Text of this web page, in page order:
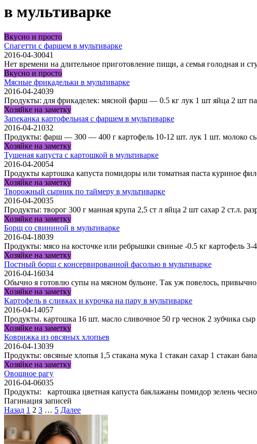
в мультиварке
Вкусно и просто
Спагетти с фаршем в мультиварке
2016-04-30041
Нет времени на длительное приготовление пищи, а семья голодная и
Вкусно и просто
Мясные фрикадельки в мультиварке
2016-04-24039
Продукты: для фрикаделек: мясной фарш — 0.5 кг лук 1 шт яйца 2 шт
Хозяйке на заметку
Запеканка картофельная с фаршем в мультиварке
2016-04-21032
Продукты: фарш — 300 — 400 г картофель 10-12 шт. лук 1 шт. молоко
Хозяйке на заметку
Тушеная капуста с картошкой в мультиварке
2016-04-20054
Продукты картошка капуста помидоры или томатная паста куриное
Хозяйке на заметку
Творожный сырник по таймеру в мультиварке
2016-04-20035
Продукты: творог 300 г манная крупа 2,5 ст л яйца 2 шт сахар 2 ст.л.
Хозяйке на заметку
Борщ со свининой в мультиварке
2016-04-18039
Продукты: мясо на косточке или ребрышки свиные -0.5 кг картофель
Хозяйке на заметку
Постный борщ с консервированной фасолью в мультиварке
2016-04-16034
Обычно я готовлю супы на мясном бульоне. Так уж повелось,
Хозяйке на заметку
Картофель в сливках и курочка на пару в мультиварке
2016-04-14057
Продукты. картошка 16 шт. масло сливочное 50 гр чеснок 2 зубчика
Хозяйке на заметку
Коврижка из овсяных хлопьев
2016-04-13039
Продукты: овсяные хлопья 1,5 стакана мука 1 стакан сахар 1 стакан
Хозяйке на заметку
Овощное рагу
2016-04-06035
Продукты: картошка цветная капуста баклажаны помидор зелень
Пагинация записей
Назад 1 2 3 … 5 Далее